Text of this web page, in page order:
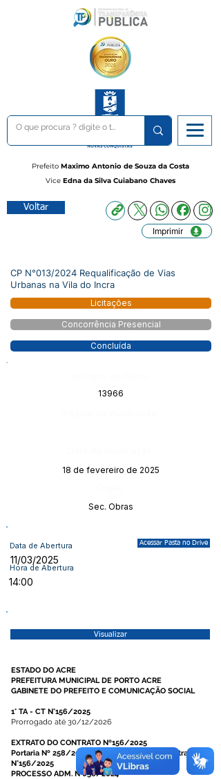
Prefeito Maximo Antonio de Souza da Costa
Vice Edna da Silva Cuiabano Chaves
Voltar
Imprimir
CP N°013/2024 Requalificação de Vias
Urbanas na Vila do Incra
Licitações
Concorrência Presencial
Concluída
13966
18 de fevereiro de 2025
Sec. Obras
Data de Abertura
11/03/2025
Hora de Abertura
Acessar Pasta no Drive
14:00
Visualizar
ESTADO DO ACRE
PREFEITURA MUNICIPAL DE PORTO ACRE
GABINETE DO PREFEITO E COMUNICAÇÃO SOCIAL
1° TA - CT N°156/2025
Prorrogado até 30/12/2026
EXTRATO DO CONTRATO Nº156/2025
Portaria Nº 258/2025 - Gestor e Fiscal do Contrato
N°156/2025
PROCESSO ADM. N°056/2024